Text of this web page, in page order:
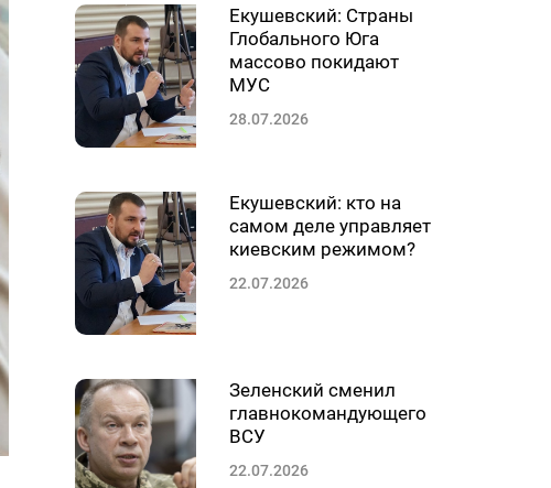
Екушевский: Страны
Глобального Юга
массово покидают
МУС
28.07.2026
Екушевский: кто на
самом деле управляет
киевским режимом?
22.07.2026
Зеленский сменил
главнокомандующего
ВСУ
22.07.2026